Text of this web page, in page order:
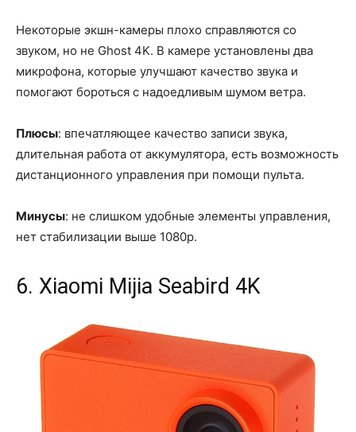
Некоторые экшн-камеры плохо справляются со
звуком, но не Ghost 4K. В камере установлены два
микрофона, которые улучшают качество звука и
помогают бороться с надоедливым шумом ветра.
Плюсы: впечатляющее качество записи звука,
длительная работа от аккумулятора, есть возможность
дистанционного управления при помощи пульта.
Минусы: не слишком удобные элементы управления,
нет стабилизации выше 1080p.
6. Xiaomi Mijia Seabird 4K